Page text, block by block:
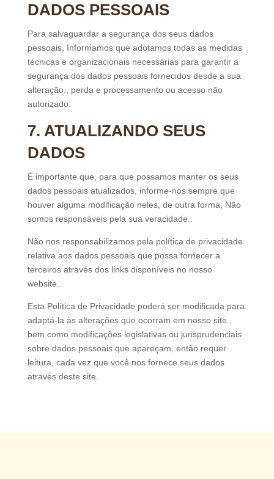
DADOS PESSOAIS
Para salvaguardar a segurança dos seus dados
pessoais, Informamos que adotamos todas as medidas
técnicas e organizacionais necessárias para garantir a
segurança dos dados pessoais fornecidos desde a sua
alteração., perda e processamento ou acesso não
autorizado.
7. ATUALIZANDO SEUS
DADOS
É importante que, para que possamos manter os seus
dados pessoais atualizados, informe-nos sempre que
houver alguma modificação neles, de outra forma, Não
somos responsáveis ​​pela sua veracidade..
Não nos responsabilizamos pela política de privacidade
relativa aos dados pessoais que possa fornecer a
terceiros através dos links disponíveis no nosso
website..
Esta Política de Privacidade poderá ser modificada para
adaptá-la às alterações que ocorram em nosso site.,
bem como modificações legislativas ou jurisprudenciais
sobre dados pessoais que apareçam, então requer
leitura, cada vez que você nos fornece seus dados
através deste site.